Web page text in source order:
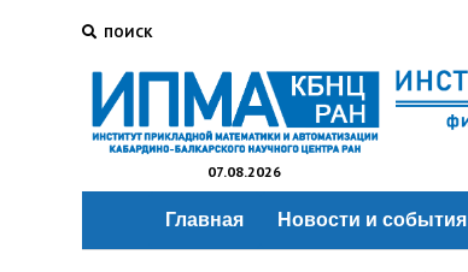
ПОИСК
07.08.2026
Главная Новости и события